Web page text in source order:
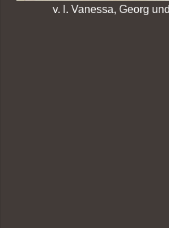
v. l. Vanessa, Georg